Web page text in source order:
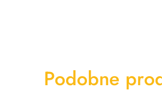
Produkty
Podobne